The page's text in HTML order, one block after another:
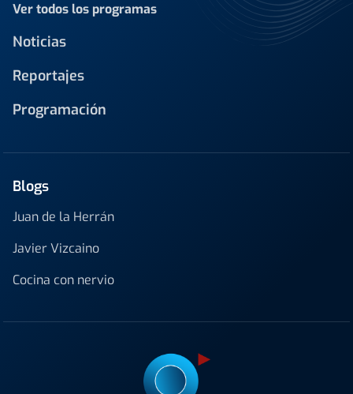
Ver todos los programas
Noticias
Reportajes
Programación
Blogs
Juan de la Herrán
Javier Vizcaino
Cocina con nervio